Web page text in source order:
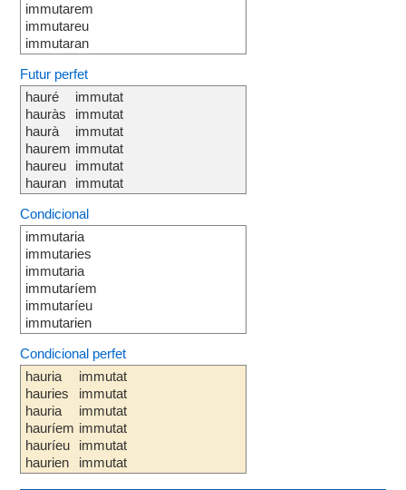
immutarem
immutareu
immutaran
Futur perfet
hauré
hauràs
haurà
haurem
haureu
hauran
immutat
immutat
immutat
immutat
immutat
immutat
Condicional
immutaria
immutaries
immutaria
immutaríem
immutaríeu
immutarien
Condicional perfet
hauria
hauries
hauria
hauríem
hauríeu
haurien
immutat
immutat
immutat
immutat
immutat
immutat